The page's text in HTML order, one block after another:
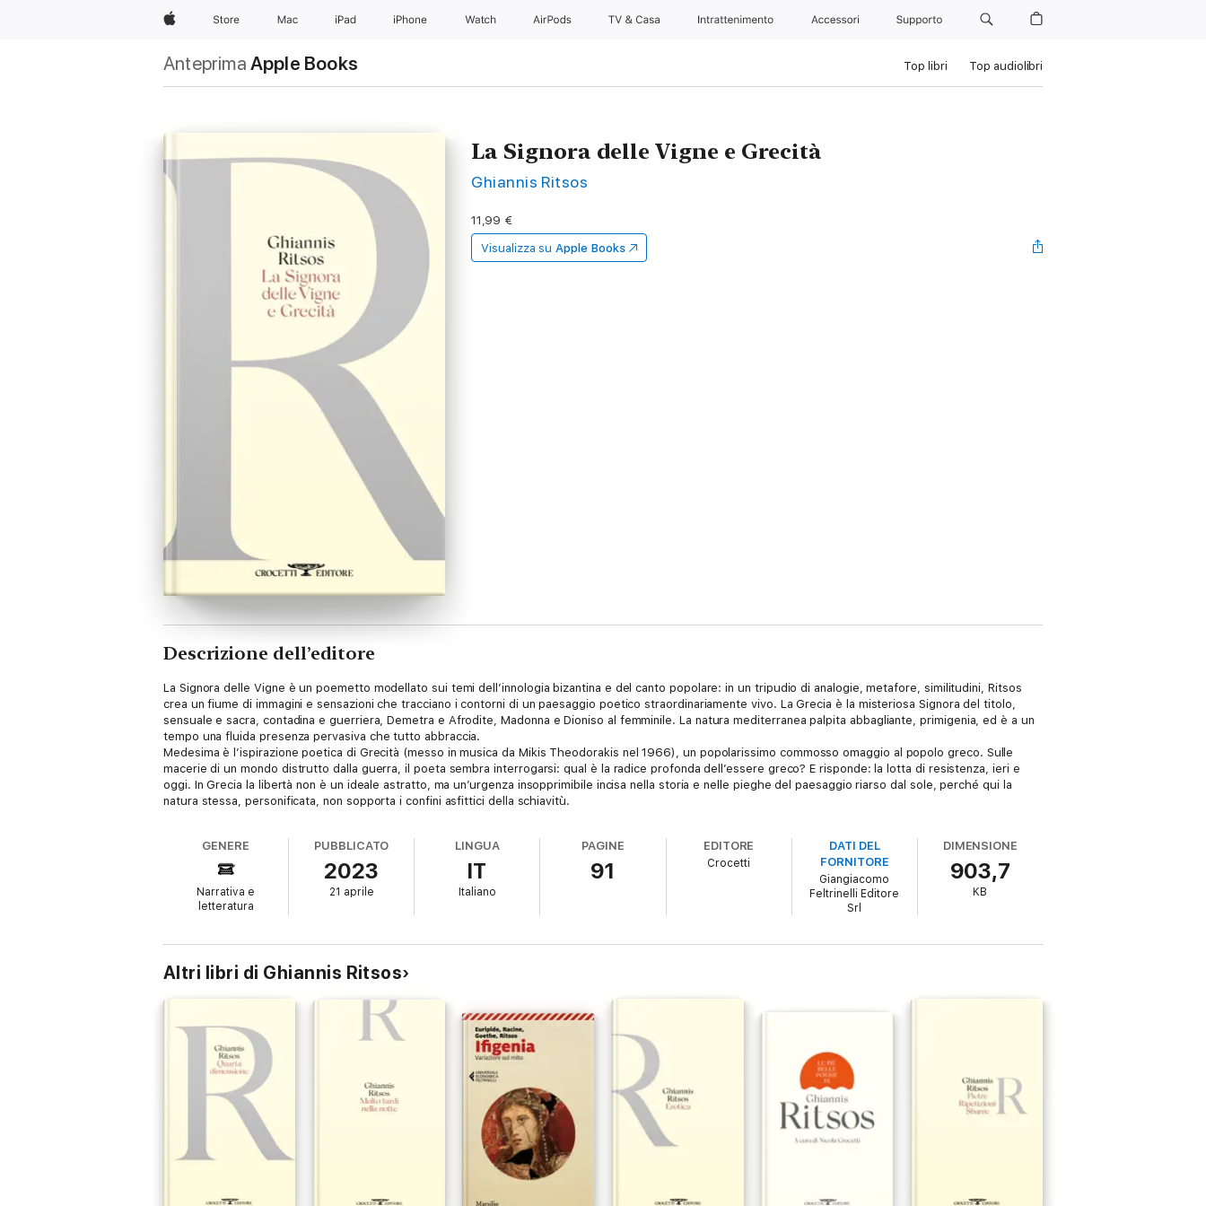
AppleStore Mac iPad iPhone Watch AirPods TV & Casa Intrattenimento Accessori Supporto
Anteprima Apple Books Top libri Top audiolibri
La Signora delle Vigne e Grecità
Ghiannis Ritsos
11,99 €
Visualizza su Apple Books
Descrizione dell’editore
La Signora delle Vigne è un poemetto modellato sui temi dell’innologia bizantina e del canto popolare: in un tripudio di analogie, metafore, similitudini, Ritsos
crea un fiume di immagini e sensazioni che tracciano i contorni di un paesaggio poetico straordinariamente vivo. La Grecia è la misteriosa Signora del titolo,
sensuale e sacra, contadina e guerriera, Demetra e Afrodite, Madonna e Dioniso al femminile. La natura mediterranea palpita abbagliante, primigenia, ed è a un
tempo una fluida presenza pervasiva che tutto abbraccia.
Medesima è l’ispirazione poetica di Grecità (messo in musica da Mikis Theodorakis nel 1966), un popolarissimo commosso omaggio al popolo greco. Sulle
macerie di un mondo distrutto dalla guerra, il poeta sembra interrogarsi: qual è la radice profonda dell’essere greco? E risponde: la lotta di resistenza, ieri e
oggi. In Grecia la libertà non è un ideale astratto, ma un’urgenza insopprimibile incisa nella storia e nelle pieghe del paesaggio riarso dal sole, perché qui la
natura stessa, personificata, non sopporta i confini asfittici della schiavitù.
GENERE
Narrativa e
letteratura
PUBBLICATO
2023
21 aprile
LINGUA
IT
Italiano
PAGINE
91
EDITORE
Crocetti
DATI DEL
FORNITORE
Giangiacomo
Feltrinelli Editore
Srl
DIMENSIONE
903,7
KB
Altri libri di Ghiannis Ritsos